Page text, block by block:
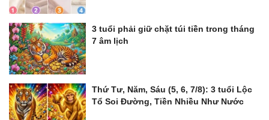
3 tuổi phải giữ chặt túi tiền trong tháng
7 âm lịch
Thứ Tư, Năm, Sáu (5, 6, 7/8): 3 tuổi Lộc
Tổ Soi Đường, Tiền Nhiều Như Nước